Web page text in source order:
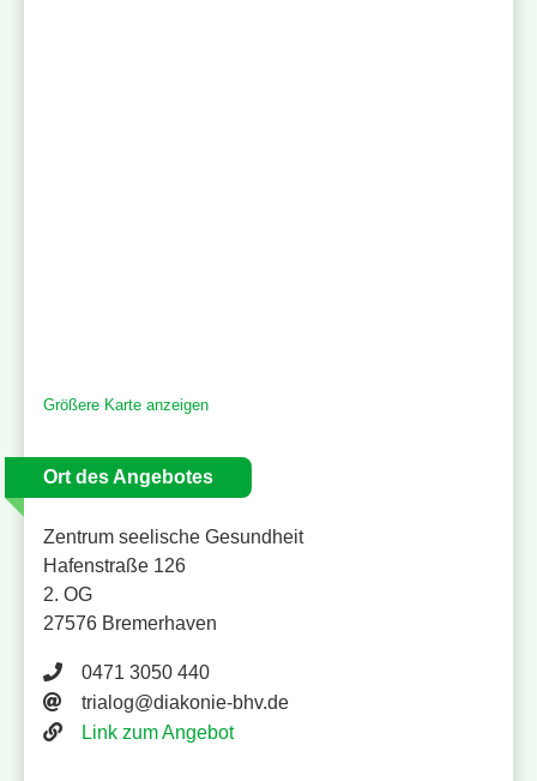
Größere Karte anzeigen
Ort des Angebotes
Zentrum seelische Gesundheit
Hafenstraße 126
2. OG
27576 Bremerhaven
Telefonnummer 0471 3050 440
0471 3050 440
trialog@diakonie-bhv.de
Link zum Angebot